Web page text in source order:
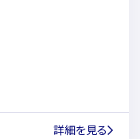
詳細を見る